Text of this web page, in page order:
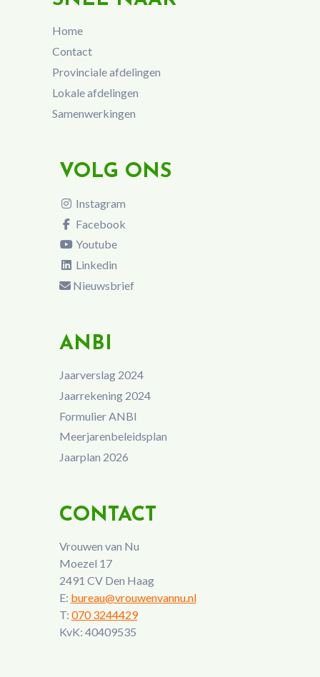
Home
Contact
Provinciale afdelingen
Lokale afdelingen
Samenwerkingen
VOLG ONS
Instagram
Facebook
Youtube
Linkedin
Nieuwsbrief
ANBI
Jaarverslag 2024
Jaarrekening 2024
Formulier ANBI
Meerjarenbeleidsplan
Jaarplan 2026
CONTACT
Vrouwen van Nu
Moezel 17
2491 CV Den Haag
E: bureau@vrouwenvannu.nl
T: 070 3244429
KvK: 40409535